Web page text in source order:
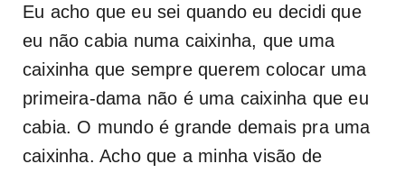
Eu acho que eu sei quando eu decidi que
eu não cabia numa caixinha, que uma
caixinha que sempre querem colocar uma
primeira-dama não é uma caixinha que eu
cabia. O mundo é grande demais pra uma
caixinha. Acho que a minha visão de